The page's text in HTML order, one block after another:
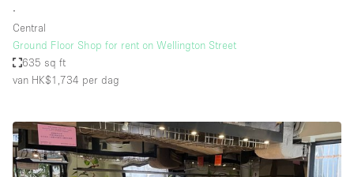
∙
Central
Ground Floor Shop for rent on Wellington Street
635 sq ft
van HK$1,734 per dag